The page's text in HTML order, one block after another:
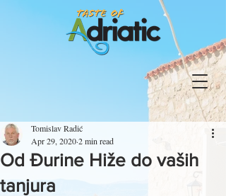
Od Đurine Hiže do vaših
tanjura
Tomislav Radić
Apr 29, 20202 min read